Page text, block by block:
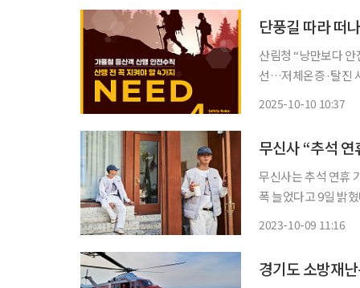
산림청 “낭만보다
선…저체온증·탈진 사고, 가을철 가장 많
2025-10-10 10:37
무신사 “추석
무신사는 추석 연휴
폭 늘었다고 9일 밝
2023-10-09 11:16
경기도 소방재